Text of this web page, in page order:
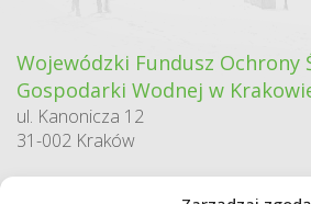
Wojewódzki Fundusz Ochrony
Gospodarki Wodnej w
ul. Kanonicza 12
31-002 Kraków